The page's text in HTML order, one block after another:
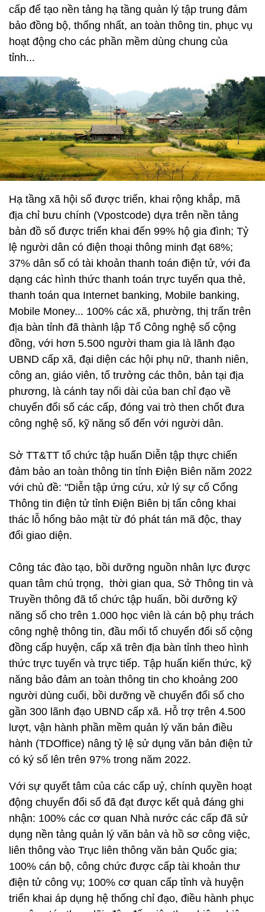
cấp để tạo nền tảng hạ tầng quản lý tập trung đảm
bảo đồng bộ, thống nhất, an toàn thông tin, phục vụ
hoạt động cho các phần mềm dùng chung của
tỉnh...
Hạ tầng xã hội số được triển, khai rộng khắp, mã
địa chỉ bưu chính (Vpostcode) dựa trên nền tảng
bản đồ số được triển khai đến 99% hộ gia đình; Tỷ
lệ người dân có điện thoại thông minh đạt 68%;
37% dân số có tài khoản thanh toán điện tử, với đa
dạng các hình thức thanh toán trực tuyến qua thẻ,
thanh toán qua Internet banking, Mobile banking,
Mobile Money... 100% các xã, phường, thị trấn trên
địa bàn tỉnh đã thành lập Tổ Công nghệ số cộng
đồng, với hơn 5.500 người tham gia là lãnh đạo
UBND cấp xã, đại diện các hội phụ nữ, thanh niên,
công an, giáo viên, tổ trưởng các thôn, bản tại địa
phương, là cánh tay nối dài của ban chỉ đạo về
chuyển đổi số các cấp, đóng vai trò then chốt đưa
công nghệ số, kỹ năng số đến với người dân.
Sở TT&TT tổ chức tập huấn Diễn tập thực chiến
đảm bảo an toàn thông tin tỉnh Điện Biên năm 2022
với chủ đề: "Diễn tập ứng cứu, xử lý sự cố Cổng
Thông tin điện tử tỉnh Điện Biên bị tấn công khai
thác lỗ hổng bảo mật từ đó phát tán mã độc, thay
đổi giao diện.
Công tác đào tạo, bồi dưỡng nguồn nhân lực được
quan tâm chú trọng, thời gian qua, Sở Thông tin và
Truyền thông đã tổ chức tập huấn, bồi dưỡng kỹ
năng số cho trên 1.000 học viên là cán bộ phụ trách
công nghệ thông tin, đầu mối tổ chuyển đối số cộng
đồng cấp huyện, cấp xã trên địa bàn tỉnh theo hình
thức trực tuyến và trực tiếp. Tập huấn kiến thức, kỹ
năng bảo đảm an toàn thông tin cho khoảng 200
người dùng cuối, bồi dưỡng về chuyển đổi số cho
gần 300 lãnh đạo UBND cấp xã. Hỗ trợ trên 4.500
lượt, vận hành phần mềm quản lý văn bản điều
hành (TDOffice) nâng tỷ lệ sử dụng văn bản điện tử
có ký số lên trên 97% trong năm 2022.
Với sự quyết tâm của các cấp uỷ, chính quyền hoạt
động chuyển đổi số đã đạt được kết quả đáng ghi
nhận: 100% các cơ quan Nhà nước các cấp đã sử
dụng nền tảng quản lý văn bản và hồ sơ công việc,
liên thông vào Trục liên thông văn bản Quốc gia;
100% cán bộ, công chức được cấp tài khoản thư
điện tử công vụ; 100% cơ quan cấp tỉnh và huyện
triển khai áp dụng hệ thống chỉ đạo, điều hành phục